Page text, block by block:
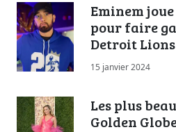
Eminem
pour faire
Detroit Lions
15 janvier 2024
Les plus
Golden